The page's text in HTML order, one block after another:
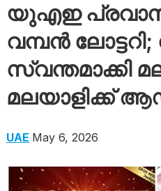
യുഎഇ
വമ്പന്‍
സ്വന്തമാക്കി
മലയാളിക്ക്
UAE May 6, 2026